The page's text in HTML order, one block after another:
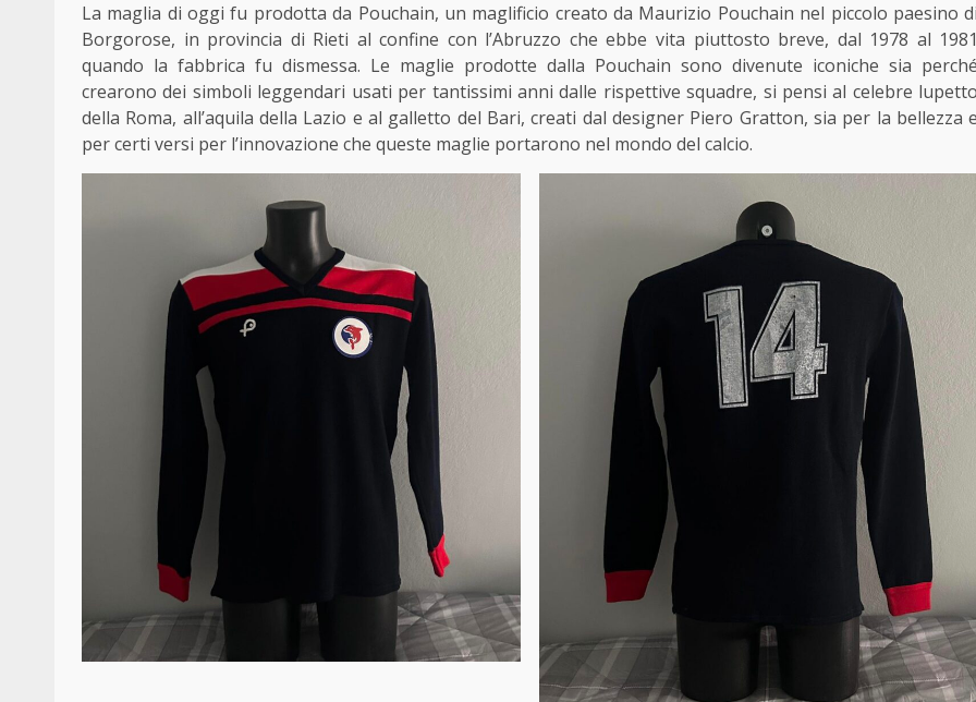
La maglia di oggi fu prodotta da Pouchain, un maglificio creato da Maurizio Pouchain nel piccolo paesino di
Borgorose, in provincia di Rieti al confine con l’Abruzzo che ebbe vita piuttosto breve, dal 1978 al 1981
quando la fabbrica fu dismessa. Le maglie prodotte dalla Pouchain sono divenute iconiche sia perché
crearono dei simboli leggendari usati per tantissimi anni dalle rispettive squadre, si pensi al celebre lupetto
della Roma, all’aquila della Lazio e al galletto del Bari, creati dal designer Piero Gratton, sia per la bellezza e
per certi versi per l’innovazione che queste maglie portarono nel mondo del calcio.